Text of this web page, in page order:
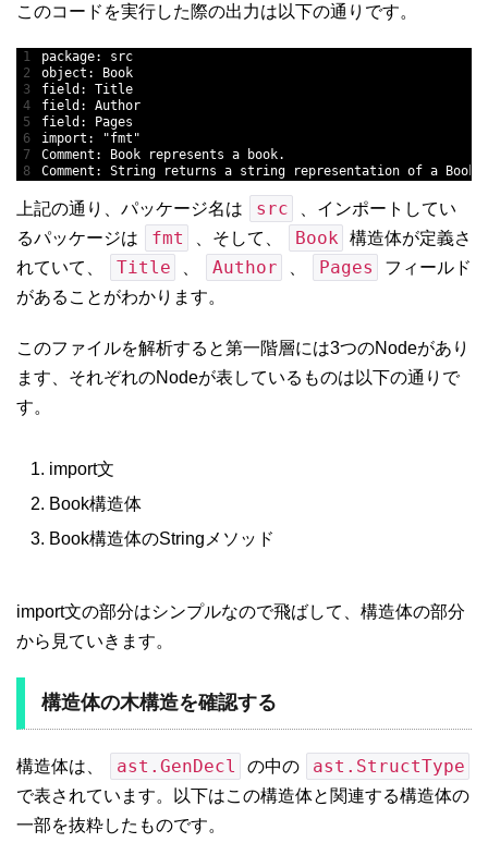
このコードを実行した際の出力は以下の通りです。
1
2
3
4
5
6
7
8
package:
src
object :
Book
field :
Title
field :
Author
field :
Pages
import :
"fmt"
Comment : Book represents a book.
Comment : String returns a string representation of a Book
上記の通り、パッケージ名は src
、インポートしてい
るパッケージは
fmt 、そして、 Book
構造体が定義さ
れていて、
Title Author Pages
フィールド
があることがわかります。
このファイルを解析すると第一階層には3つのNodeがあり
ます、それぞれのNodeが表しているものは以下の通りで
す。
import文
Book構造体
Book構造体のStringメソッド
import文の部分はシンプルなので飛ばして、構造体の部分
から見ていきます。
構造体の木構造を確認する
構造体は、 ast.GenDecl の中の ast.StructType
で表されています。以下はこの構造体と関連する構造体の
一部を抜粋したものです。